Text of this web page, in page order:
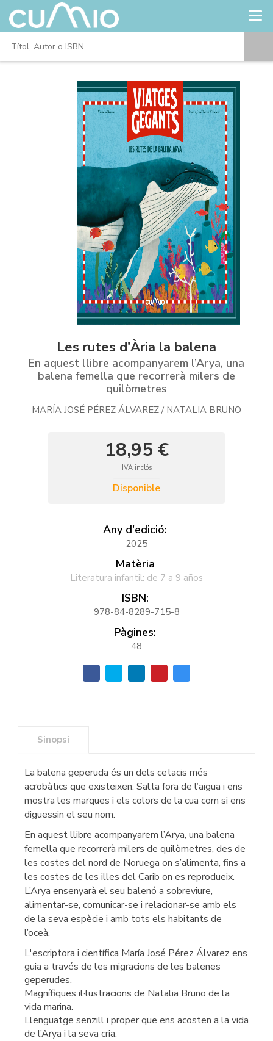
Les rutes d'Ària la balena
En aquest llibre acompanyarem l’Arya, una
balena femella que recorrerà milers de
quilòmetres
MARÍA JOSÉ PÉREZ ÁLVAREZ / NATALIA BRUNO
18,95 €
IVA inclós
Disponible
Any d'edició:
2025
Matèria
Literatura infantil: de 7 a 9 años
ISBN:
978-84-8289-715-8
Pàgines:
48
Sinopsi
La balena geperuda és un dels cetacis més
acrobàtics que existeixen. Salta fora de l’aigua i ens
mostra les marques i els colors de la cua com si ens
diguessin el seu nom.
En aquest llibre acompanyarem l’Arya, una balena
femella que recorrerà milers de quilòmetres, des de
les costes del nord de Noruega on s’alimenta, fins a
les costes de les illes del Carib on es reprodueix.
L’Arya ensenyarà el seu balenó a sobreviure,
alimentar-se, comunicar-se i relacionar-se amb els
de la seva espècie i amb tots els habitants de
l’oceà.
L'escriptora i científica María José Pérez Álvarez ens
guia a través de les migracions de les balenes
geperudes.
Magnífiques il·lustracions de Natalia Bruno de la
vida marina.
Llenguatge senzill i proper que ens acosten a la vida
de l’Arya i la seva cria.